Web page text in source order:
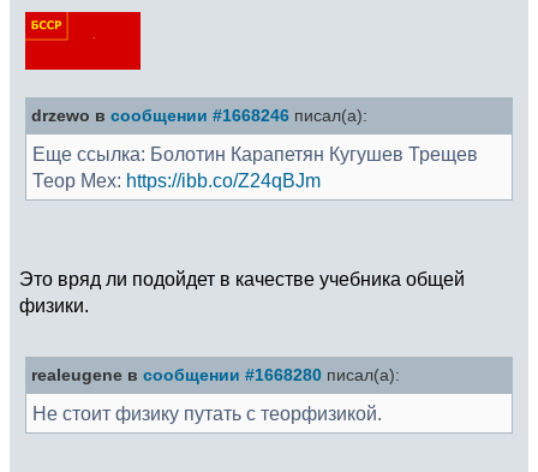
drzewo в сообщении #1668246 писал(а):
Еще ссылка: Болотин Карапетян Кугушев Трещев
Теор Мех: https://ibb.co/Z24qBJm
Это вряд ли подойдет в качестве учебника общей
физики.
realeugene в сообщении #1668280 писал(а):
Не стоит физику путать с теорфизикой.